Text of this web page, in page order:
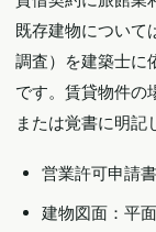
既存建物について
調査）を建築士に
です。賃貸物件の
または覚書に明記
営業許可申請
建物図面：平